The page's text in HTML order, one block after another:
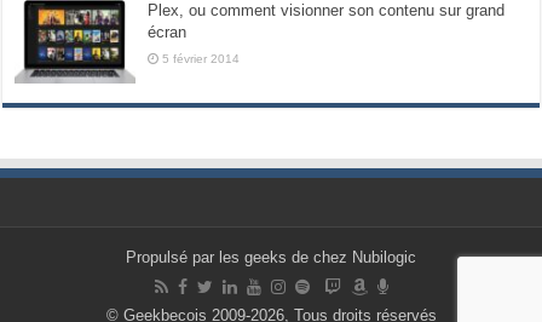
Plex, ou comment visionner son contenu sur grand
écran
5 février 2014
Propulsé par les geeks de chez Nubilogic
© Geekbecois 2009-2026, Tous droits réservés